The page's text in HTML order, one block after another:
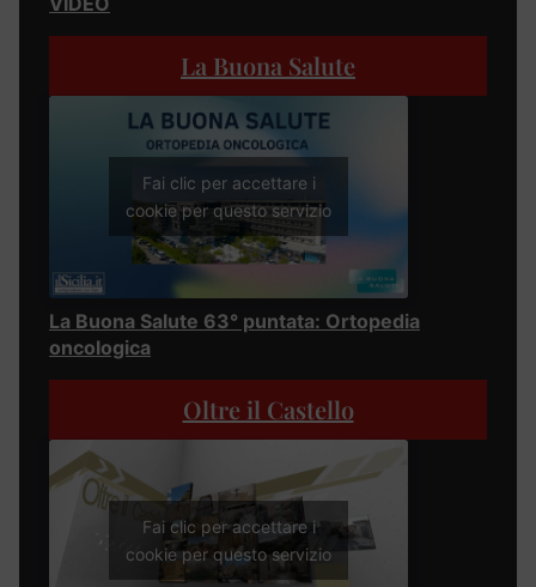
La Buona Salute
Fai clic per accettare i
cookie per questo servizio
La Buona Salute 63° puntata: Ortopedia
oncologica
Oltre il Castello
Fai clic per accettare i
cookie per questo servizio